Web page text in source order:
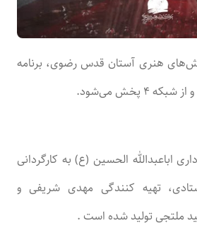
هنری آستان قدس رضوی، برنامه
۴ پخش می‌شود.
اباعبدالله الحسین (ع) به کارگردانی
تهیه کنندگی مهدی شریفی و
ملتجی تولید شده است .